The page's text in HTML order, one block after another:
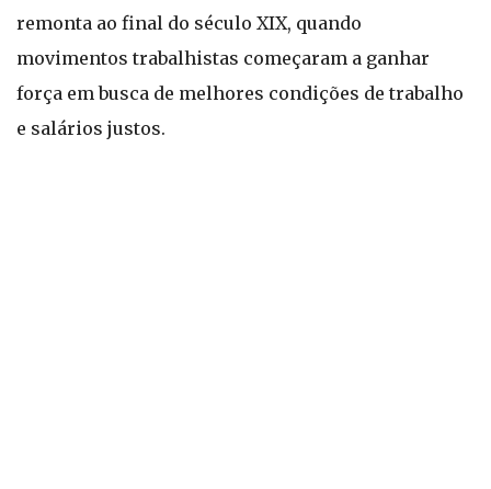
remonta ao final do século XIX, quando
movimentos trabalhistas começaram a ganhar
força em busca de melhores condições de trabalho
e salários justos.